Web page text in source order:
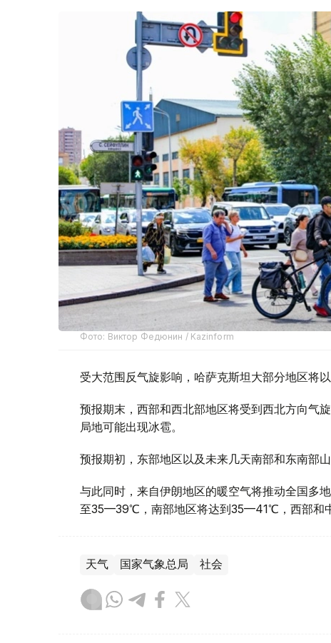
Фото: Виктор Федюнин / Kazinform
受大范围反气旋影响，哈萨克斯坦大部分地区将
预报期末，西部和西北部地区将受到西北方向气
局地可能出现冰雹。
预报期初，东部地区以及未来几天南部和东南部
与此同时，来自伊朗地区的暖空气将推动全国多
至35—39℃，南部地区将达到35—41℃，西部和
天气 国家气象总局 社会